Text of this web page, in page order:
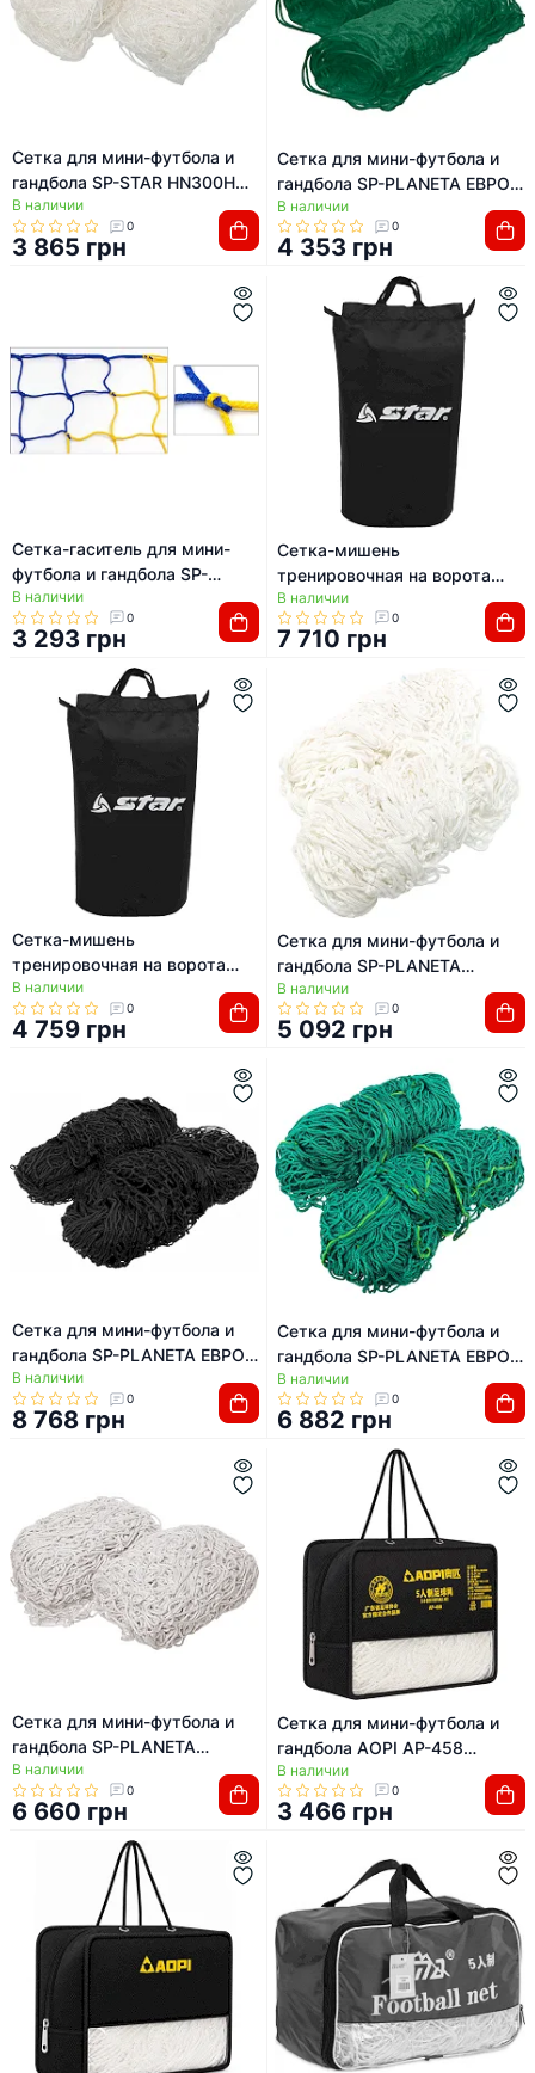
Сетка для мини-футбола и
гандбола SP-STAR HN300H
3,1x2x1,1x1,3м 2шт
В наличии
0
3 865 грн
Сетка для мини-футбола и
гандбола SP-PLANETA ЕВРО
СТАНДАРТ SO-2087 3x2x1м
2шт (Зеленый)
В наличии
0
4 353 грн
Сетка-гаситель для мини-
футбола и гандбола SP-
PLANETA Элит SO-5283
2,1x3,0м 2шт
В наличии
0
3 293 грн
Сетка-мишень
тренировочная на ворота
футбольные Футбольный
тренажер 1 штука STAR
SN930 7,35x2,44м
В наличии
0
7 710 грн
Сетка-мишень
тренировочная на ворота
футбольные Футбольный
тренажер 1 штука STAR
SN930J 5x2м
В наличии
0
4 759 грн
Сетка для мини-футбола и
гандбола SP-PLANETA
Эксклюзив Классика SO-
8657 2x3x1,2м 2шт (Белый)
В наличии
0
5 092 грн
Сетка для мини-футбола и
гандбола SP-PLANETA ЕВРО
ЛЮКС 1.1 SO-9560
3,05x2,05x1,1м 2шт (Черный)
В наличии
0
8 768 грн
Сетка для мини-футбола и
гандбола SP-PLANETA ЕВРО
ЛЮКС SO-9559
3,05x2,05x0,6м 2шт
(Зеленый)
В наличии
0
6 882 грн
Сетка для мини-футбола и
гандбола SP-PLANETA
Эксклюзив 1.1 SO-9557
2,05x3,05x1,1м 2шт (Белый)
В наличии
0
6 660 грн
Сетка для мини-футбола и
гандбола AOPI AP-458
(Белый)
В наличии
0
3 466 грн